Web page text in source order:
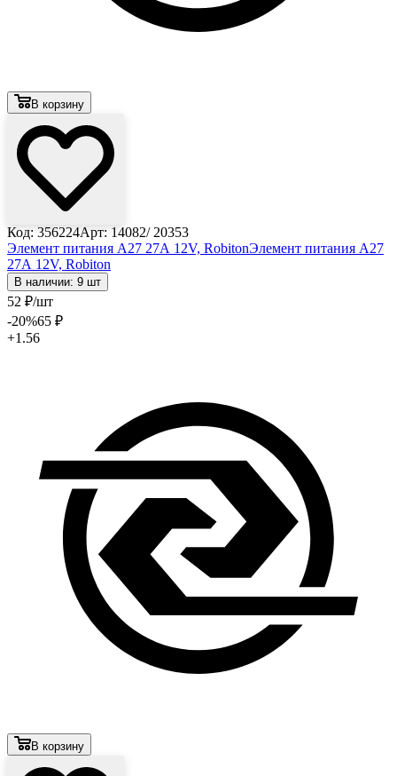
В корзину
Код: 356224Арт: 14082/ 20353
Элемент питания A27 27А 12V, RobitonЭлемент питания A27
27А 12V, Robiton
В наличии: 9 шт
52 ₽/шт
-20%65 ₽
+1.56
В корзину